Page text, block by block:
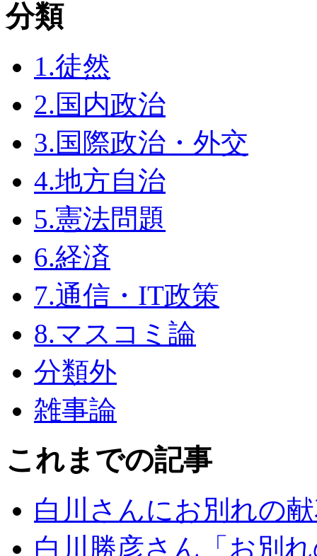
分類
1.徒然
2.国内政治
3.国際政治・外交
4.地方自治
5.憲法問題
6.経済
7.通信・IT政策
8.マスコミ論
分類外
雑事論
これまでの記事
白川さんにお別れの
白川勝彦さん「お別